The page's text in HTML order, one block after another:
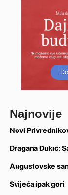
Najnovije
Novi
Dragana Đukić:
Augustovske
Svijeća ipak gori